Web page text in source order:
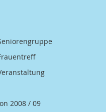
2008 / 09